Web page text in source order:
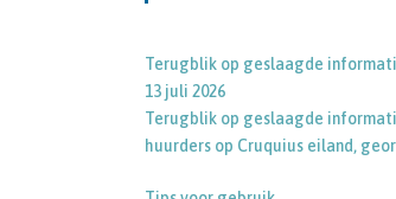
Terugblik op geslaagde
13 juli 2026
Terugblik op geslaagde
huurders op Cruquius eiland,